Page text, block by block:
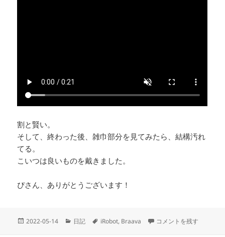
割と賢い。
そして、終わった後、雑巾部分を見てみたら、結構汚れ
てる。
こいつは良いものを戴きました。
ぴさん、ありがとうございます！
投
2022-05-14
カ
日記
タ
iRobot, Braava iRobot Braava 380j に
コメントを残す